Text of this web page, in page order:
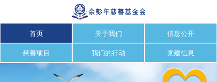
首页 关于我们 信息公开
慈善项目 我们的行动 党建信息